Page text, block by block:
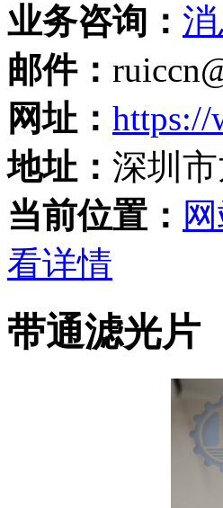
业务咨询：
邮件：
网址： https://
地址： 深圳
当前位置：
看详情
带通滤光片